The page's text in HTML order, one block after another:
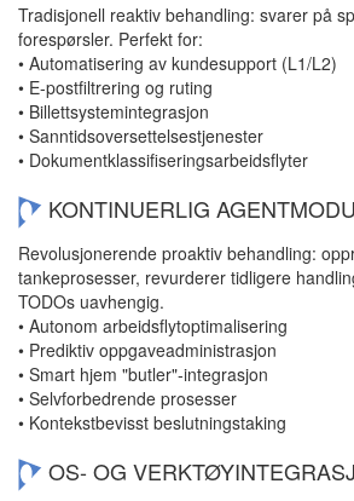
Tradisjonell reaktiv behandling: svarer på
forespørsler. Perfekt for:
• Automatisering av kundesupport (L1/L2)
• E-postfiltrering og ruting
• Billettsystemintegrasjon
• Sanntidsoversettelsestjenester
• Dokumentklassifiseringsarbeidsflyter
KONTINUERLIG
Revolusjonerende proaktiv behandling:
tankeprosesser, revurderer tidligere
TODOs uavhengig.
• Autonom arbeidsflytoptimalisering
• Prediktiv oppgaveadministrasjon
• Smart hjem "butler"-integrasjon
• Selvforbedrende prosesser
• Kontekstbevisst beslutningstaking
OS- OG